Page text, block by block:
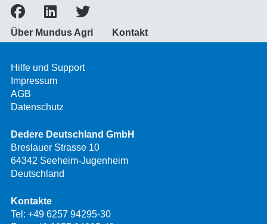
Über Mundus Agri Kontakt
Hilfe und Support
Impressum
AGB
Datenschutz
Dedere Deutschland GmbH
Breslauer Strasse 10
64342 Seeheim-Jugenheim
Deutschland
Kontakte
Tel: +49 6257 94295-30